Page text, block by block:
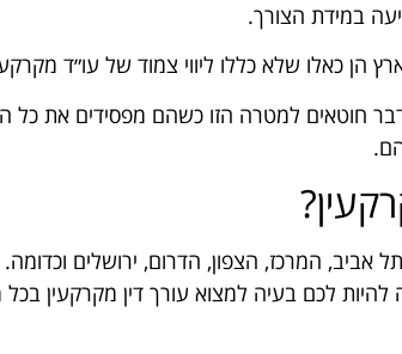
במידת הצורך.
כאלו שלא כללו ליווי צמוד של עו״ד
חוטאים למטרה הזו כשהם מפסידים את כל
אביב, המרכז, הצפון, הדרום, ירושלים
להיות לכם בעיה למצוא עורך דין מקרקעין